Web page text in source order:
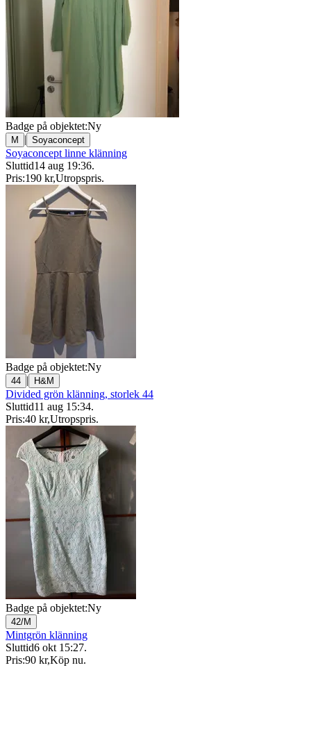
Badge på objektet:Ny
M | Soyaconcept
Soyaconcept linne klänning
Sluttid14 aug 19:36.
Pris:190 kr,Utropspris.
Badge på objektet:Ny
44 | H&M
Divided grön klänning, storlek 44
Sluttid11 aug 15:34.
Pris:40 kr,Utropspris.
Badge på objektet:Ny
42/M
Mintgrön klänning
Sluttid6 okt 15:27.
Pris:90 kr,Köp nu.